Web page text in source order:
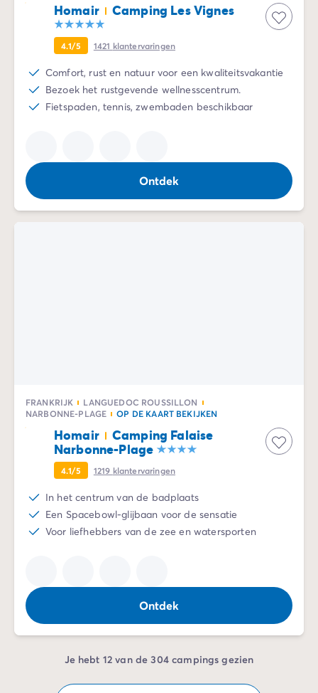
Homair Camping Les Vignes
4.1/5 1421 klantervaringen
Comfort, rust en natuur voor een kwaliteitsvakantie
Bezoek het rustgevende wellnesscentrum.
Fietspaden, tennis, zwembaden beschikbaar
Ontdek
FRANKRIJK
LANGUEDOC ROUSSILLON
NARBONNE-PLAGE
OP DE KAART BEKIJKEN
Homair
Camping Falaise
Narbonne-Plage
4.1/5 1219 klantervaringen
In het centrum van de badplaats
Een Spacebowl-glijbaan voor de sensatie
Voor liefhebbers van de zee en watersporten
Ontdek
Je hebt 12 van de 304 campings gezien